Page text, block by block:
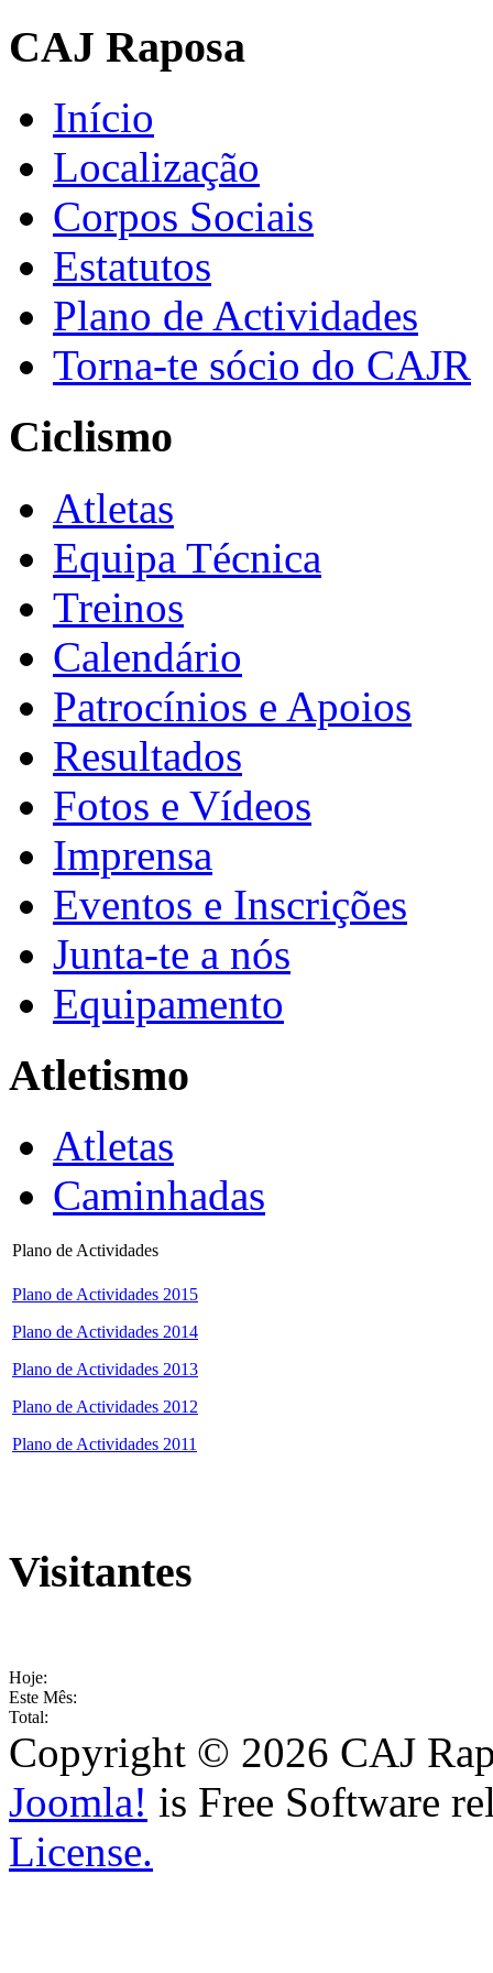
CAJ Raposa
Início
Localização
Corpos Sociais
Estatutos
Plano de Actividades
Torna-te sócio do CAJR
Ciclismo
Atletas
Equipa Técnica
Treinos
Calendário
Patrocínios e Apoios
Resultados
Fotos e Vídeos
Imprensa
Eventos e Inscrições
Junta-te a nós
Equipamento
Atletismo
Atletas
Caminhadas
Plano de Actividades
Plano de Actividades 2015
Plano de Actividades 2014
Plano de Actividades 2013
Plano de Actividades 2012
Plano de Actividades 2011
Visitantes
Hoje:
Este Mês:
Total:
Copyright © 2026 CAJ
Joomla! is Free Software
License.